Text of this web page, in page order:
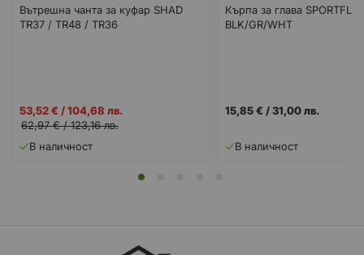
Вътрешна чанта за куфар SHAD
TR37 / TR48 / TR36
Промо
цена
53,52 € /104,68 лв.
62,97 €/123,16 лв.
В наличност
Кърпа за глава
BLK/GR/WHT
15,85 € /31,00 лв.
В наличност